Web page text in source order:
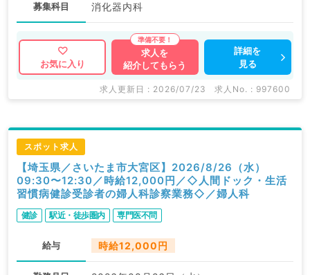
募集科目 消化器内科
お気に入り
求人を
紹介してもらう
詳細を
見る
求人更新日 : 2026/07/23 求人No. : 997600
スポット求人
【埼玉県／さいたま市大宮区】2026/8/26（水）
09:30〜12:30／時給12,000円／◇人間ドック・生活
習慣病健診受診者の婦人科診察業務◇／婦人科
健診 駅近・徒歩圏内 専門医不問
給与 時給12,000円